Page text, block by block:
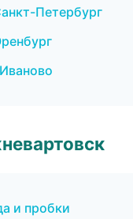
Петербург
и пробки